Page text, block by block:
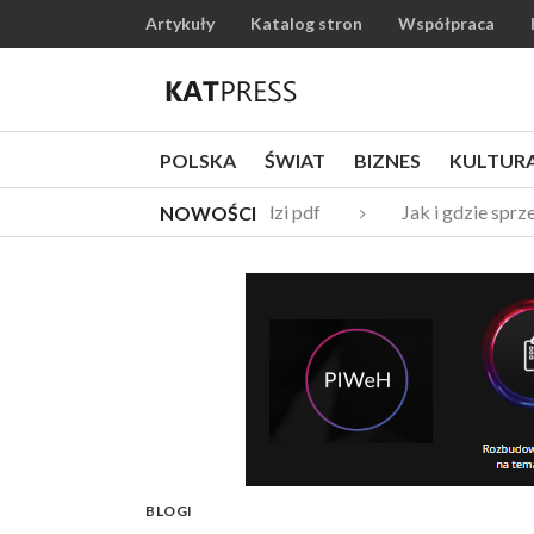
Artykuły Katalog stron Współpraca
POLSKA ŚWIAT BIZNES
NOWOŚCI
Katalogi narzędzi pdf Jak i gdzie
BLOGI